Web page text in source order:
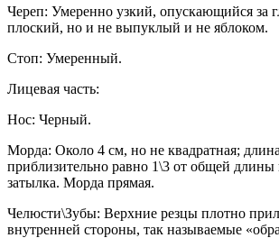
Череп: Умеренно узкий, опускающийся за
плоский, но и не выпуклый и не яблоком.
Стоп: Умеренный.
Лицевая часть:
Нос: Черный.
Морда: Около 4 см, но не квадратная;
приблизительно равно 1\3 от общей длины
затылка. Морда прямая.
Челюсти\Зубы: Верхние резцы плотно
внутренней стороны, так называемые